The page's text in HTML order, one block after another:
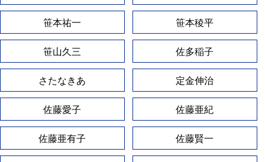
笹本祐一 笹本稜平
笹山久三 佐多稲子
さたなきあ 定金伸治
佐藤愛子 佐藤亜紀
佐藤亜有子 佐藤賢一